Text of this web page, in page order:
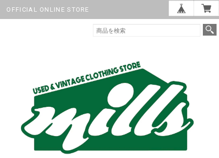
OFFICIAL ONLINE STORE